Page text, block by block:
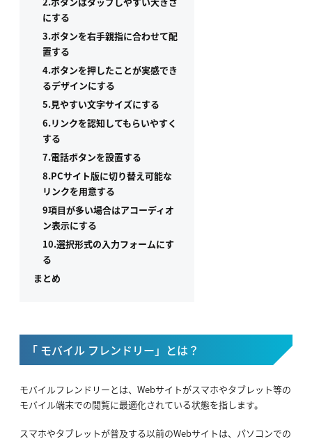
にする
3.ボタンを右手親指に合わせて配
置する
4.ボタンを押したことが実感でき
るデザインにする
5.見やすい文字サイズにする
6.リンクを認知してもらいやすく
する
7.電話ボタンを設置する
8.PCサイト版に切り替え可能な
リンクを用意する
9項目が多い場合はアコーディオ
ン表示にする
10.選択形式の入力フォームにす
る
まとめ
「 モバイル フレンドリー」とは？
モバイルフレンドリーとは、Webサイトがスマホやタブレット等の
モバイル端末での閲覧に最適化されている状態を指します。
スマホやタブレットが普及する以前のWebサイトは、パソコンでの